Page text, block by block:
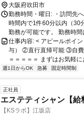
大阪府吹田市
勤務時間・曜日: ・訪問先
時間内で1件60分以内（30
勤務が可能です。 勤務時間
仕事内容: < アピールポイ
与） ②直行直帰可能 ③自費
＝＝＝＝＝ まずはお気軽に
週1日からOK 急募 固定時間制
正社員
エステティシャン【
【KSラボ】江坂店